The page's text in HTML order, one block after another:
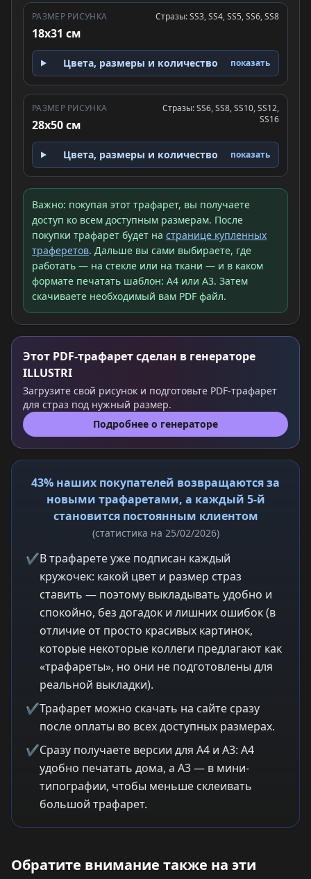
РАЗМЕР РИСУНКА
18x31 см
Стразы: SS3, SS4, SS5, SS6, SS8
Цвета, размеры и количество показать
РАЗМЕР РИСУНКА
28x50 см
Стразы: SS6, SS8, SS10, SS12,
SS16
Цвета, размеры и количество показать
Важно: покупая этот трафарет, вы получаете
доступ ко всем доступным размерам. После
покупки трафарет будет на странице купленных
траферетов. Дальше вы сами выбираете, где
работать — на стекле или на ткани — и в каком
формате печатать шаблон: A4 или A3. Затем
скачиваете необходимый вам PDF файл.
Этот PDF-трафарет сделан в генераторе
ILLUSTRI
Загрузите свой рисунок и подготовьте PDF-трафарет
для страз под нужный размер.
Подробнее о генераторе
43% наших покупателей возвращаются за
новыми трафаретами, а каждый 5-й
становится постоянным клиентом
(статистика на 25/02/2026)
✔В трафарете уже подписан каждый
кружочек: какой цвет и размер страз
ставить — поэтому выкладывать удобно и
спокойно, без догадок и лишних ошибок (в
отличие от просто красивых картинок,
которые некоторые коллеги предлагают как
«трафареты», но они не подготовлены для
реальной выкладки).
✔Трафарет можно скачать на сайте сразу
после оплаты во всех доступных размерах.
✔Сразу получаете версии для A4 и A3: A4
удобно печатать дома, а A3 — в мини-
типографии, чтобы меньше склеивать
большой трафарет.
Обратите внимание также на эти